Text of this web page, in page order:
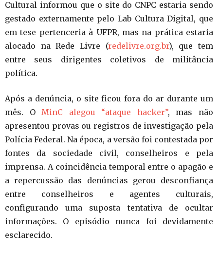
Cultural informou que o site do CNPC estaria sendo
gestado externamente pelo Lab Cultura Digital, que
em tese pertenceria à UFPR, mas na prática estaria
alocado na Rede Livre (redelivre.org.br), que tem
entre seus dirigentes coletivos de militância
política.
Após a denúncia, o site ficou fora do ar durante um
mês. O MinC alegou “ataque hacker”, mas não
apresentou provas ou registros de investigação pela
Polícia Federal. Na época, a versão foi contestada por
fontes da sociedade civil, conselheiros e pela
imprensa. A coincidência temporal entre o apagão e
a repercussão das denúncias gerou desconfiança
entre conselheiros e agentes culturais,
configurando uma suposta tentativa de ocultar
informações. O episódio nunca foi devidamente
esclarecido.